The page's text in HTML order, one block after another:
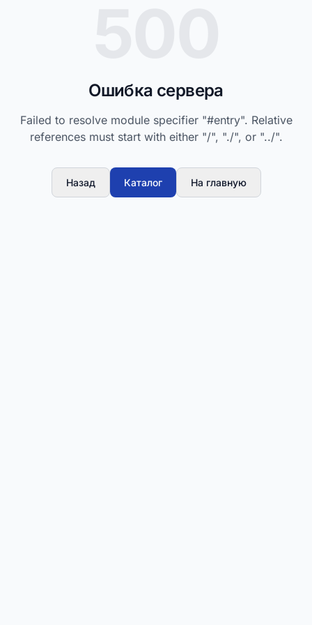
Ошибка сервера
Failed to resolve module specifier "#entry". Relative
references must start with either "/", "./", or "../".
Назад Каталог На главную